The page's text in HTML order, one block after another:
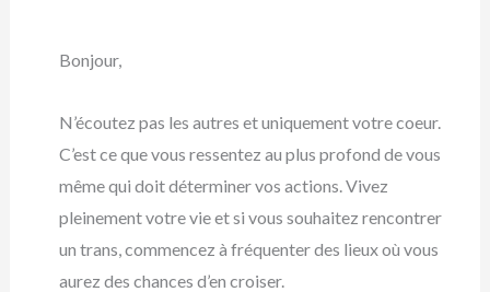
Bonjour,
N’écoutez pas les autres et uniquement votre coeur.
C’est ce que vous ressentez au plus profond de vous
même qui doit déterminer vos actions. Vivez
pleinement votre vie et si vous souhaitez rencontrer
un trans, commencez à fréquenter des lieux où vous
aurez des chances d’en croiser.